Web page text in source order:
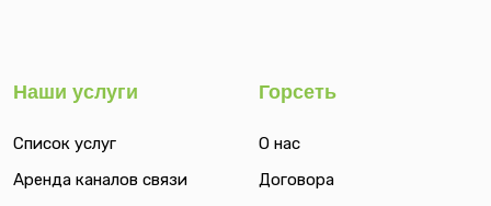
Наши услуги
Список услуг
Аренда каналов связи
Горсеть
О нас
Договора